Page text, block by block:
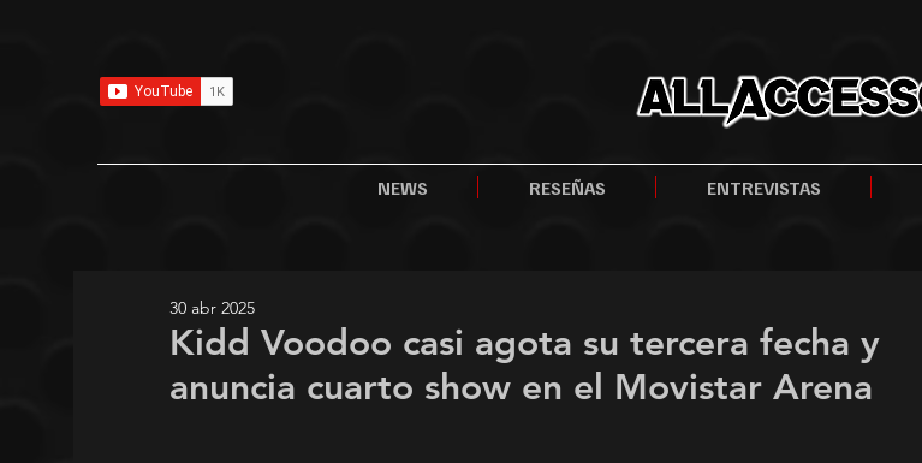
NEWS RESEÑAS ENTREVISTAS
Kidd Voodoo casi agota su tercera fecha y
anuncia cuarto show en el Movistar Arena
30 abr 2025